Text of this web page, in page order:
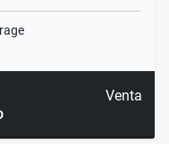
Venta